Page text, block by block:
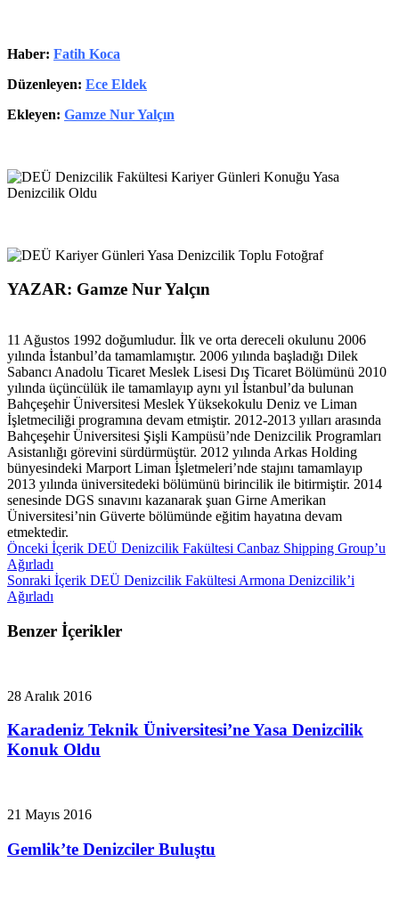
Haber: Fatih Koca
Düzenleyen: Ece Eldek
Ekleyen: Gamze Nur Yalçın
YAZAR: Gamze Nur Yalçın
11 Ağustos 1992 doğumludur. İlk ve orta dereceli okulunu 2006
yılında İstanbul’da tamamlamıştır. 2006 yılında başladığı Dilek
Sabancı Anadolu Ticaret Meslek Lisesi Dış Ticaret Bölümünü 2010
yılında üçüncülük ile tamamlayıp aynı yıl İstanbul’da bulunan
Bahçeşehir Üniversitesi Meslek Yüksekokulu Deniz ve Liman
İşletmeciliği programına devam etmiştir. 2012-2013 yılları arasında
Bahçeşehir Üniversitesi Şişli Kampüsü’nde Denizcilik Programları
Asistanlığı görevini sürdürmüştür. 2012 yılında Arkas Holding
bünyesindeki Marport Liman İşletmeleri’nde stajını tamamlayıp
2013 yılında üniversitedeki bölümünü birincilik ile bitirmiştir. 2014
senesinde DGS sınavını kazanarak şuan Girne Amerikan
Üniversitesi’nin Güverte bölümünde eğitim hayatına devam
etmektedir.
Önceki İçerik DEÜ Denizcilik Fakültesi Canbaz Shipping Group’u
Ağırladı
Sonraki İçerik DEÜ Denizcilik Fakültesi Armona Denizcilik’i
Ağırladı
Benzer İçerikler
28 Aralık 2016
Karadeniz Teknik Üniversitesi’ne Yasa Denizcilik
Konuk Oldu
21 Mayıs 2016
Gemlik’te Denizciler Buluştu